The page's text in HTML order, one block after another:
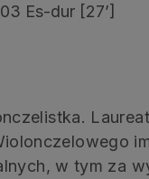
Es-dur [27’]
w tym za